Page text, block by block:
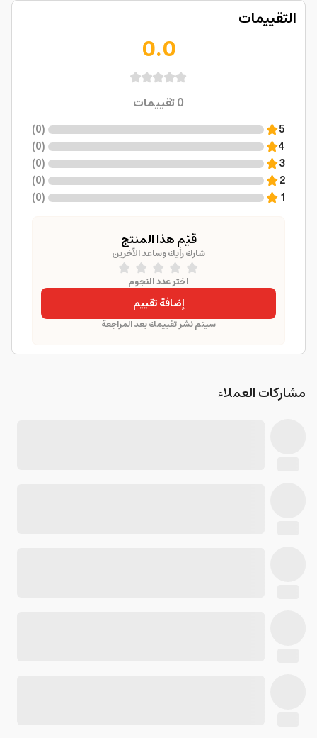
التقييمات
0.0
0تقييمات
5
(
0
)
4
(
0
)
3
(
0
)
2
(
0
)
1
(
0
)
قيّم هذا المنتج
شارك رأيك وساعد الآخرين
اختر عدد النجوم
إضافة تقييم
سيتم نشر تقييمك بعد المراجعة
مشاركات العملاء